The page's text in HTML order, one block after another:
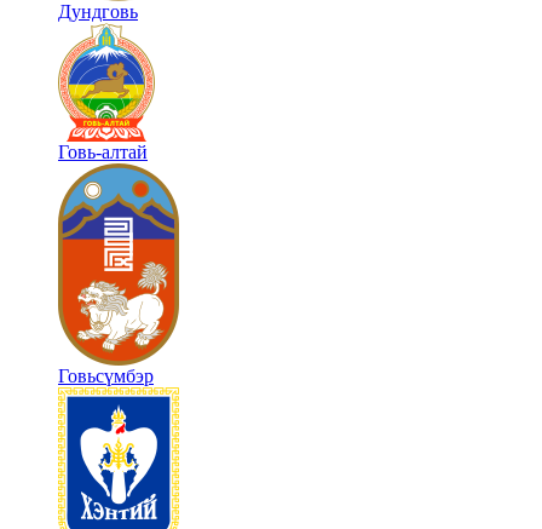
Дундговь
Говь-алтай
Говьсүмбэр